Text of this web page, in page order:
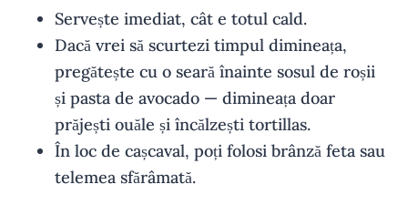
Servește imediat, cât e totul cald.
Dacă vrei să scurtezi timpul dimineața,
pregătește cu o seară înainte sosul de roșii
și pasta de avocado — dimineața doar
prăjești ouăle și încălzești tortillas.
În loc de cașcaval, poți folosi brânză feta sau
telemea sfărâmată.